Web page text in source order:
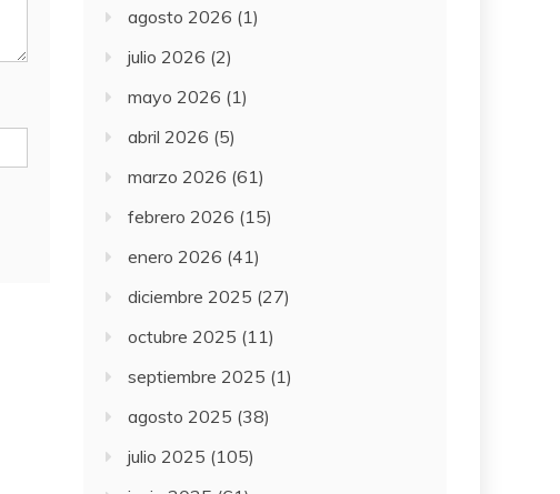
agosto 2026 (1)
julio 2026 (2)
mayo 2026 (1)
abril 2026 (5)
marzo 2026 (61)
febrero 2026 (15)
enero 2026 (41)
diciembre 2025 (27)
octubre 2025 (11)
septiembre 2025 (1)
agosto 2025 (38)
julio 2025 (105)